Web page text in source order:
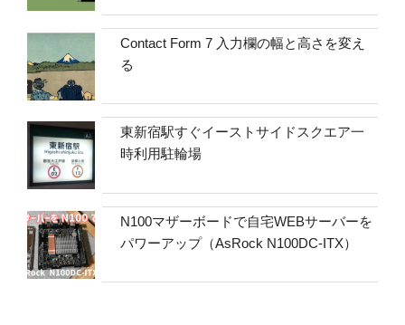
Contact Form 7 入力欄の幅と高さを変え
る
東新宿駅すぐイーストサイドスクエア一
時利用駐輪場
N100マザーボードで自宅WEBサーバーを
パワーアップ（AsRock N100DC-ITX）